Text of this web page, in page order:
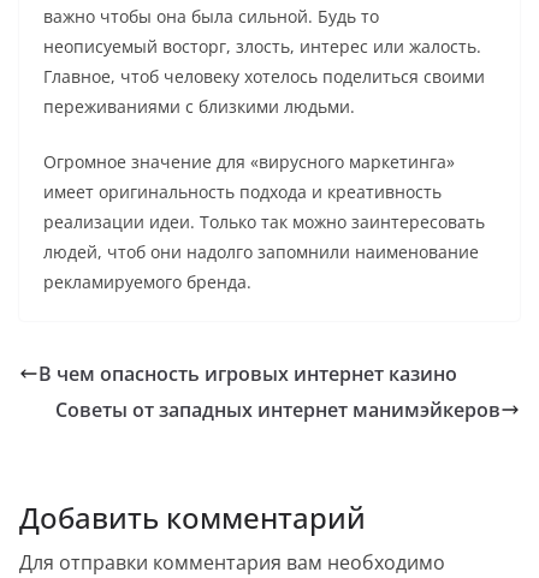
важно чтобы она была сильной. Будь то
неописуемый восторг, злость, интерес или жалость.
Главное, чтоб человеку хотелось поделиться своими
переживаниями с близкими людьми.
Огромное значение для «вирусного маркетинга»
имеет оригинальность подхода и креативность
реализации идеи. Только так можно заинтересовать
людей, чтоб они надолго запомнили наименование
рекламируемого бренда.
В чем опасность игровых интернет казино
Советы от западных интернет манимэйкеров
Добавить комментарий
Для отправки комментария вам необходимо